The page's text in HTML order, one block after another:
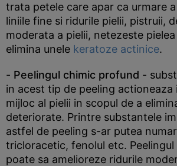
trata petele care apar ca urmare
liniile fine si ridurile pielii, pistruii,
moderata a pielii, netezeste
elimina unele keratoze actinice.
- Peelingul chimic profund -
in acest tip de peeling actioneaza
mijloc al pielii in scopul de a
deteriorate. Printre substantele
astfel de peeling s-ar putea
tricloracetic, fenolul etc.
poate sa amelioreze ridurile